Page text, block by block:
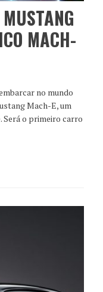
MACH-
no mundo
Mach-E, um
Será o primeiro carro